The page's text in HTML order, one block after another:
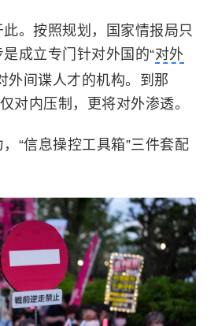
。按照规划，国家情报局只
成立专门针对外国的“对外
外间谍人才的机构。到那
对内压制，更将对外渗透。
“信息操控工具箱”三件套配